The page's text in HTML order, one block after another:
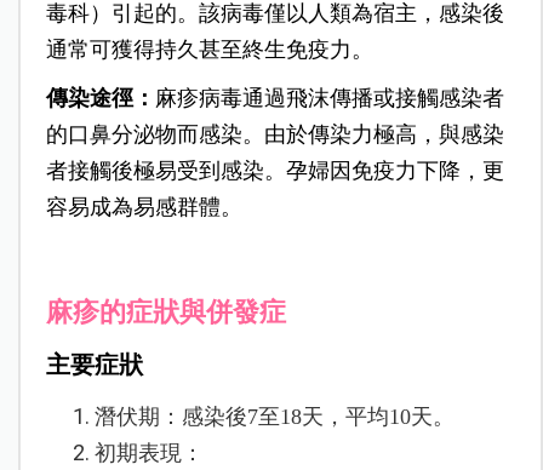
毒科）引起的。該病毒僅以人類為宿主，感染後
通常可獲得持久甚至終生免疫力。
傳染途徑： 麻疹病毒通過飛沫傳播或接觸感染者
的口鼻分泌物而感染。由於傳染力極高，與感染
者接觸後極易受到感染。孕婦因免疫力下降，更
容易成為易感群體。
麻疹的症狀與併發症
主要症狀
潛伏期：感染後7至18天，平均10天。
初期表現：